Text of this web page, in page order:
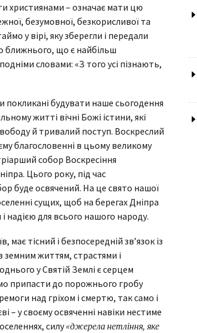
християнами – означає мати цю
безумовної, безкорисливої та
у вірі, яку зберегли і передали
ближнього, що є найбільш
словами: «З того усі пізнають,
покликані будувати наше сьогодення
житті вічні Божі істини, які
й тривалий поступ. Воскреслий
благословенні в цьому великому
собор Воскресіння
Цього року, під час
буде освячений. На це свято нашої
сущих, щоб на берегах Дніпра
і надією для всього нашого народу.
тісний і безпосередній зв’язок із
земним життям, страстями і
у Святій Землі є серцем
припасти до порожнього гробу
над гріхом і смертю, так само і
– у своєму освяченні навіки нестиме
силу«джерела нетління, яке